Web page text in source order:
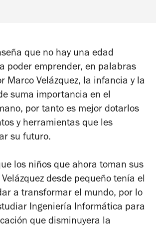
que no hay una edad
poder emprender, en palabras
Marco Velázquez, la infancia y la
suma importancia en el
por tanto es mejor dotarlos
y herramientas que les
su futuro.
los niños que ahora toman sus
desde pequeño tenía el
a transformar el mundo, por lo
Ingeniería Informática para
que disminuyera la